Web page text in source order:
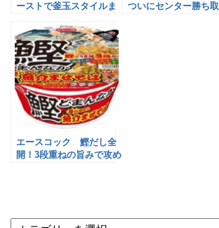
ーストで釜玉スタイルま
ついにセンター勝ち取
エースコック 鰹だし全
開！3段重ねの旨みで攻め